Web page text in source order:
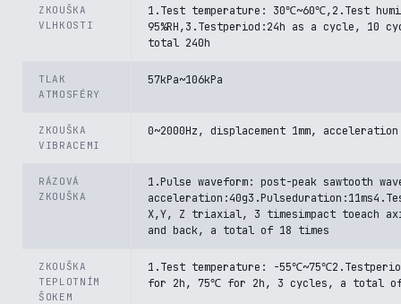
ZKOUŠKA
VLHKOSTI
1.Test temperature: 30℃~60℃,2.Test
95%RH,3.Testperiod:24h as a cycle, 10
total 240h
TLAK
ATMOSFÉRY
57kPa~106kPa
ZKOUŠKA
VIBRACEMI
0~2000Hz, displacement 1mm, acceleration
RÁZOVÁ
ZKOUŠKA
1.Pulse waveform: post-peak sawtooth
X,Y, Z triaxial, 3 timesimpact toeach
and back, a total of 18 times
ZKOUŠKA
TEPLOTNÍM
ŠOKEM
1.Test temperature: -
for 2h, 75℃ for 2h, 3 cycles, a total of